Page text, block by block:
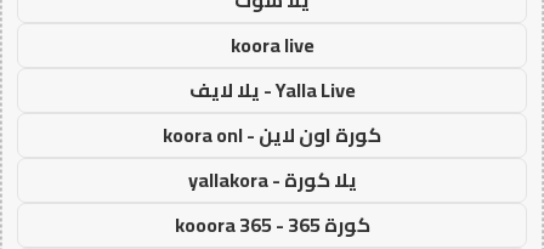
koora live
Yalla Live - يلا لايف
كورة اون لاين - koora onl
يلا كورة - yallakora
كورة 365 - kooora 365